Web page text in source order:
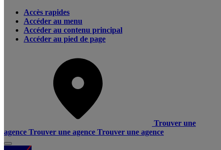
Accès rapides
Accéder au menu
Accéder au contenu principal
Accéder au pied de page
Trouver une
agence Trouver une agence Trouver une agence